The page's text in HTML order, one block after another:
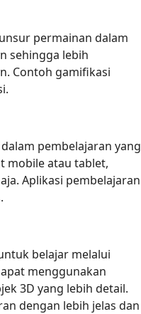
permainan dalam
sehingga lebih
Contoh gamifikasi
pembelajaran yang
mobile atau tablet,
Aplikasi pembelajaran
belajar melalui
menggunakan
3D yang lebih detail.
dengan lebih jelas dan